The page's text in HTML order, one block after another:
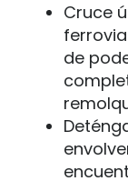
Cruce
de